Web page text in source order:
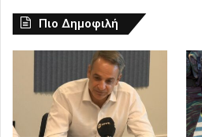
Πιο Δημοφιλή